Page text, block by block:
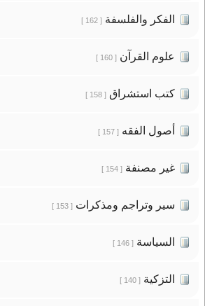
الفكر والفلسفة[ 162 ]
علوم القرآن[ 160 ]
كتب استشراق[ 158 ]
أصول الفقه[ 157 ]
غير مصنفة[ 154 ]
سير وتراجم ومذكرات[ 153 ]
السياسة[ 146 ]
التزكية[ 140 ]